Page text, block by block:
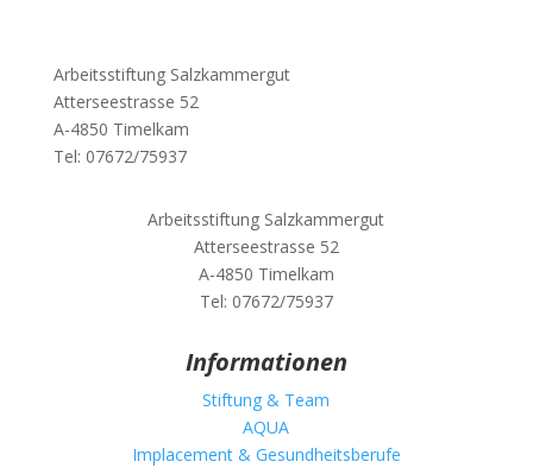
Arbeitsstiftung Salzkammergut
Atterseestrasse 52
A-4850 Timelkam
Tel: 07672/75937
Arbeitsstiftung Salzkammergut
Atterseestrasse 52
A-4850 Timelkam
Tel: 07672/75937
Informationen
Stiftung & Team
AQUA
Implacement & Gesundheitsberufe